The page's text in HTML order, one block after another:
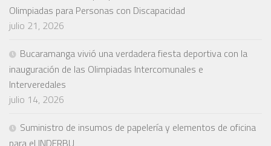
Olimpiadas para Personas con Discapacidad
julio 21, 2026
Bucaramanga vivió una verdadera fiesta deportiva con la
inauguración de las Olimpiadas Intercomunales e
Interveredales
julio 14, 2026
Suministro de insumos de papelería y elementos de oficina
para el INDERBU